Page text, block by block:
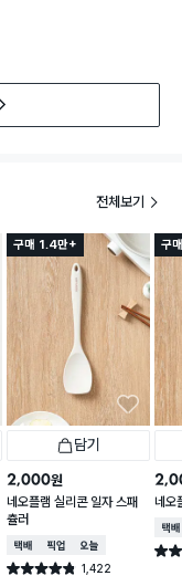
전체보기
구매 1.4만+
담기
2,000원
네오플램 실리콘 일자 스패
츌러
택배배송매장픽업오늘배송
별점 4.8점 1,422
구
네오
택배
별점